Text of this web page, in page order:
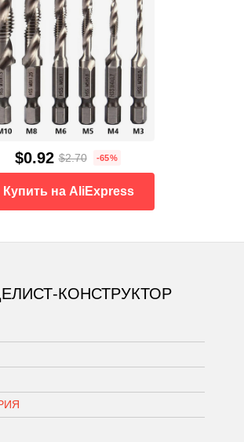
$0.92 $2.70 -65%
Купить на AliExpress
КОНСТРУКТОР